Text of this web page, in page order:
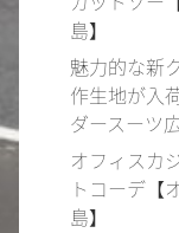
島】
魅力的な新
作生地が入
ダースーツ
オフィスカ
トコーデ
島】